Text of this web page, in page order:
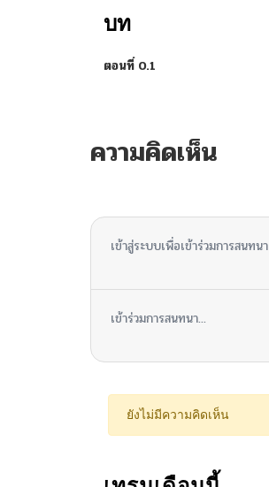
บท
ตอนที่ 0.1
ความคิดเห็น
เข้าสู่ระบบเพื่อเข้าร่วมการสนทนา
เข้าร่วมการสนทนา...
ยังไม่มีความคิดเห็น